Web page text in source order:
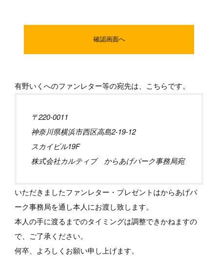
有野いくへのファンレター等の宛先は、こちらです。
〒220-0011
神奈川県横浜市西区高島2-19-12
スカイビル19F
株式会社カルティブ からあげパーク事務局宛
いただきましたファンレター・プレゼントはからあげパ
ーク事務局を通し本人にお渡し致します。
本人の手に渡るまでのタイミングは調整できかねますの
で、ご了承ください。
何卒、よろしくお願い申し上げます。